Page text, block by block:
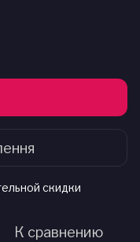
скидки
К сравнению